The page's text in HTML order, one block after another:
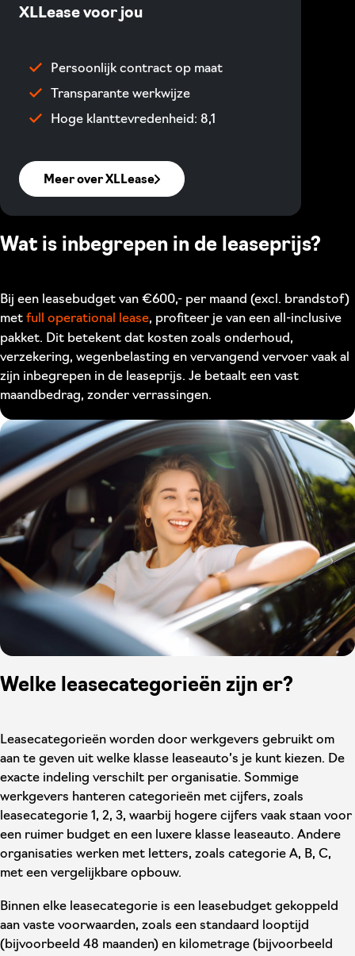
Wat is inbegrepen in de leaseprijs?
Bij een leasebudget van €600,- per maand (excl. brandstof)
met full operational lease, profiteer je van een all-inclusive
pakket. Dit betekent dat kosten zoals onderhoud,
verzekering, wegenbelasting en vervangend vervoer vaak al
zijn inbegrepen in de leaseprijs. Je betaalt een vast
maandbedrag, zonder verrassingen.
XLLease voor jou
Persoonlijk contract op maat
Transparante werkwijze
Hoge klanttevredenheid: 8,1
Meer over XLLease
Welke leasecategorieën zijn er?
Leasecategorieën worden door werkgevers gebruikt om
aan te geven uit welke klasse leaseauto’s je kunt kiezen. De
exacte indeling verschilt per organisatie. Sommige
werkgevers hanteren categorieën met cijfers, zoals
leasecategorie 1, 2, 3, waarbij hogere cijfers vaak staan voor
een ruimer budget en een luxere klasse leaseauto. Andere
organisaties werken met letters, zoals categorie A, B, C,
met een vergelijkbare opbouw.
Binnen elke leasecategorie is een leasebudget gekoppeld
aan vaste voorwaarden, zoals een standaard looptijd
(bijvoorbeeld 48 maanden) en kilometrage (bijvoorbeeld